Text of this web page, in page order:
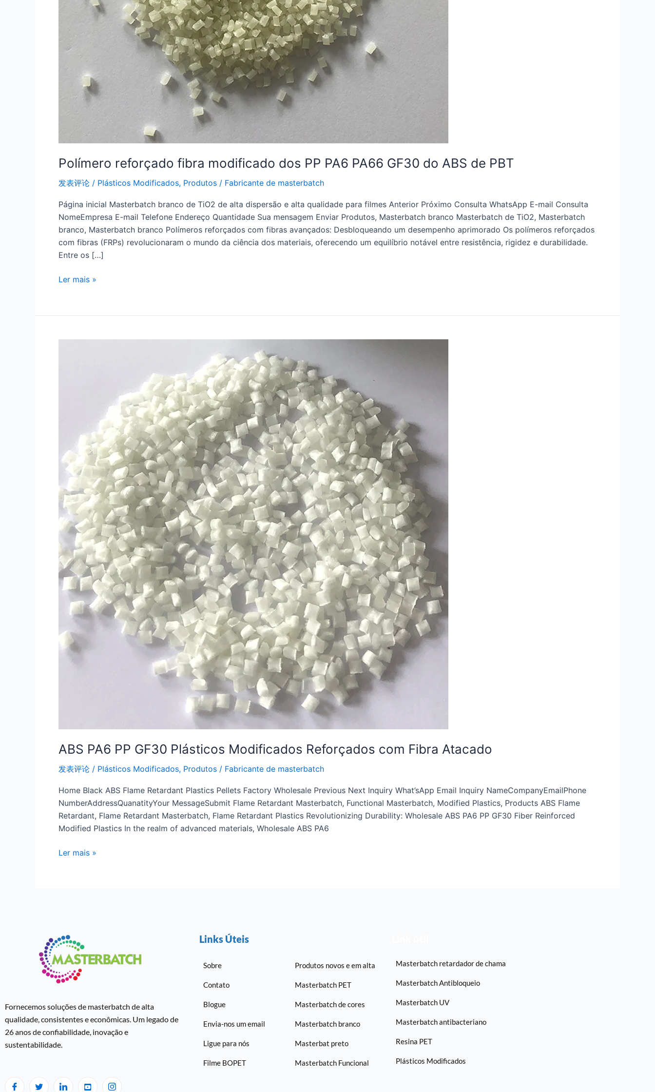
Polímero reforçado fibra modificado dos PP PA6 PA66 GF30 do ABS de PBT
发表评论 / Plásticos Modificados, Produtos / Fabricante de masterbatch
Página inicial Masterbatch branco de TiO2 de alta dispersão e alta qualidade para filmes Anterior Próximo Consulta WhatsApp E-mail Consulta
NomeEmpresa E-mail Telefone Endereço Quantidade Sua mensagem Enviar Produtos, Masterbatch branco Masterbatch de TiO2, Masterbatch
branco, Masterbatch branco Polímeros reforçados com fibras avançados: Desbloqueando um desempenho aprimorado Os polímeros reforçados
com fibras (FRPs) revolucionaram o mundo da ciência dos materiais, oferecendo um equilíbrio notável entre resistência, rigidez e durabilidade.
Entre os […]
Ler mais »
ABS PA6 PP GF30 Plásticos Modificados Reforçados com Fibra Atacado
发表评论 / Plásticos Modificados, Produtos / Fabricante de masterbatch
Home Black ABS Flame Retardant Plastics Pellets Factory Wholesale Previous Next Inquiry What’sApp Email Inquiry NameCompanyEmailPhone
NumberAddressQuanatityYour MessageSubmit Flame Retardant Masterbatch, Functional Masterbatch, Modified Plastics, Products ABS Flame
Retardant, Flame Retardant Masterbatch, Flame Retardant Plastics Revolutionizing Durability: Wholesale ABS PA6 PP GF30 Fiber Reinforced
Modified Plastics In the realm of advanced materials, Wholesale ABS PA6
Reforçados
Atacado
Ler mais »
Fornecemos soluções de masterbatch de alta
qualidade, consistentes e econômicas. Um legado de
26 anos de confiabilidade, inovação e
sustentabilidade.
Links Úteis
Sobre
Contato
Blogue
Envia-nos um email
Ligue para nós
Filme BOPET
Produtos novos e em alta
Masterbatch PET
Masterbatch de cores
Masterbatch branco
Masterbat preto
Masterbatch Funcional
Masterbatch retardador de chama
Masterbatch Antibloqueio
Masterbatch UV
Masterbatch antibacteriano
Resina PET
Plásticos Modificados